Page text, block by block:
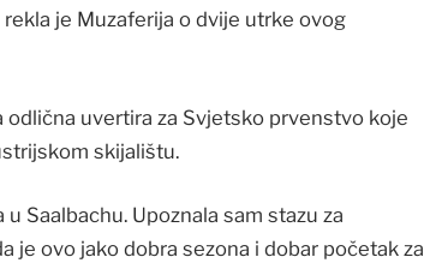
je Muzaferija o dvije utrke ovog
odlična uvertira za Svjetsko prvenstvo koje
skijalištu.
Saalbachu. Upoznala sam stazu za
je ovo jako dobra sezona i dobar početak za